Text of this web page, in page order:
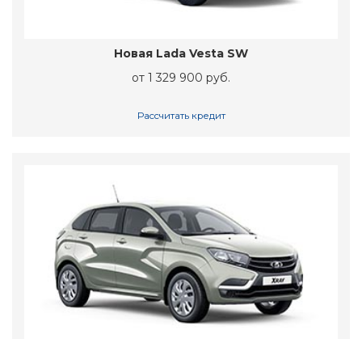
Новая Lada Vesta SW
от 1 329 900 руб.
Рассчитать кредит